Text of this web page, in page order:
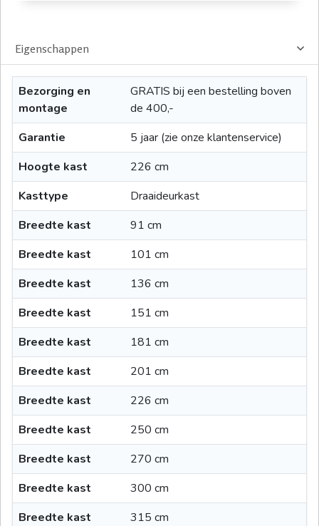
Eigenschappen
Bezorging en
montage
GRATIS bij een bestelling boven
de 400,-
Garantie
5 jaar (zie onze klantenservice)
Hoogte kast
226 cm
Kasttype
Draaideurkast
Breedte kast
91 cm
Breedte kast
101 cm
Breedte kast
136 cm
Breedte kast
151 cm
Breedte kast
181 cm
Breedte kast
201 cm
Breedte kast
226 cm
Breedte kast
250 cm
Breedte kast
270 cm
Breedte kast
300 cm
Breedte kast
315 cm